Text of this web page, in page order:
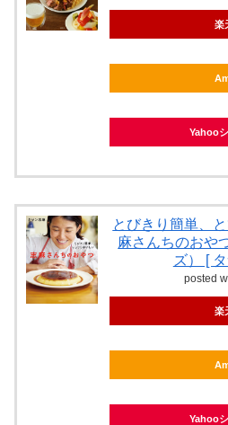
楽
Yahoo
とびきり簡単、
麻さんちのおや
ズ） [
posted
楽
Yahoo